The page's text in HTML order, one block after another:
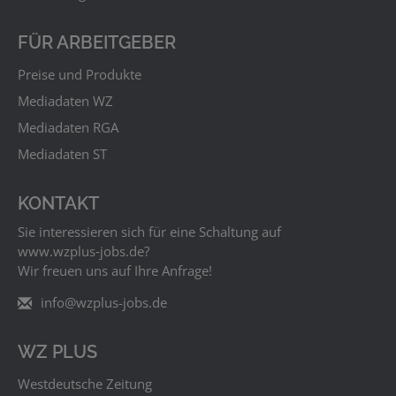
FÜR ARBEITGEBER
Preise und Produkte
Mediadaten WZ
Mediadaten RGA
Mediadaten ST
KONTAKT
Sie interessieren sich für eine Schaltung auf
www.wzplus‑jobs.de?
Wir freuen uns auf Ihre Anfrage!
info@wzplus-jobs.de
WZ PLUS
Westdeutsche Zeitung